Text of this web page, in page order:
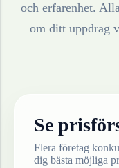
och erfarenhet.
om ditt uppdrag
Se
Flera företag
dig bästa möjliga